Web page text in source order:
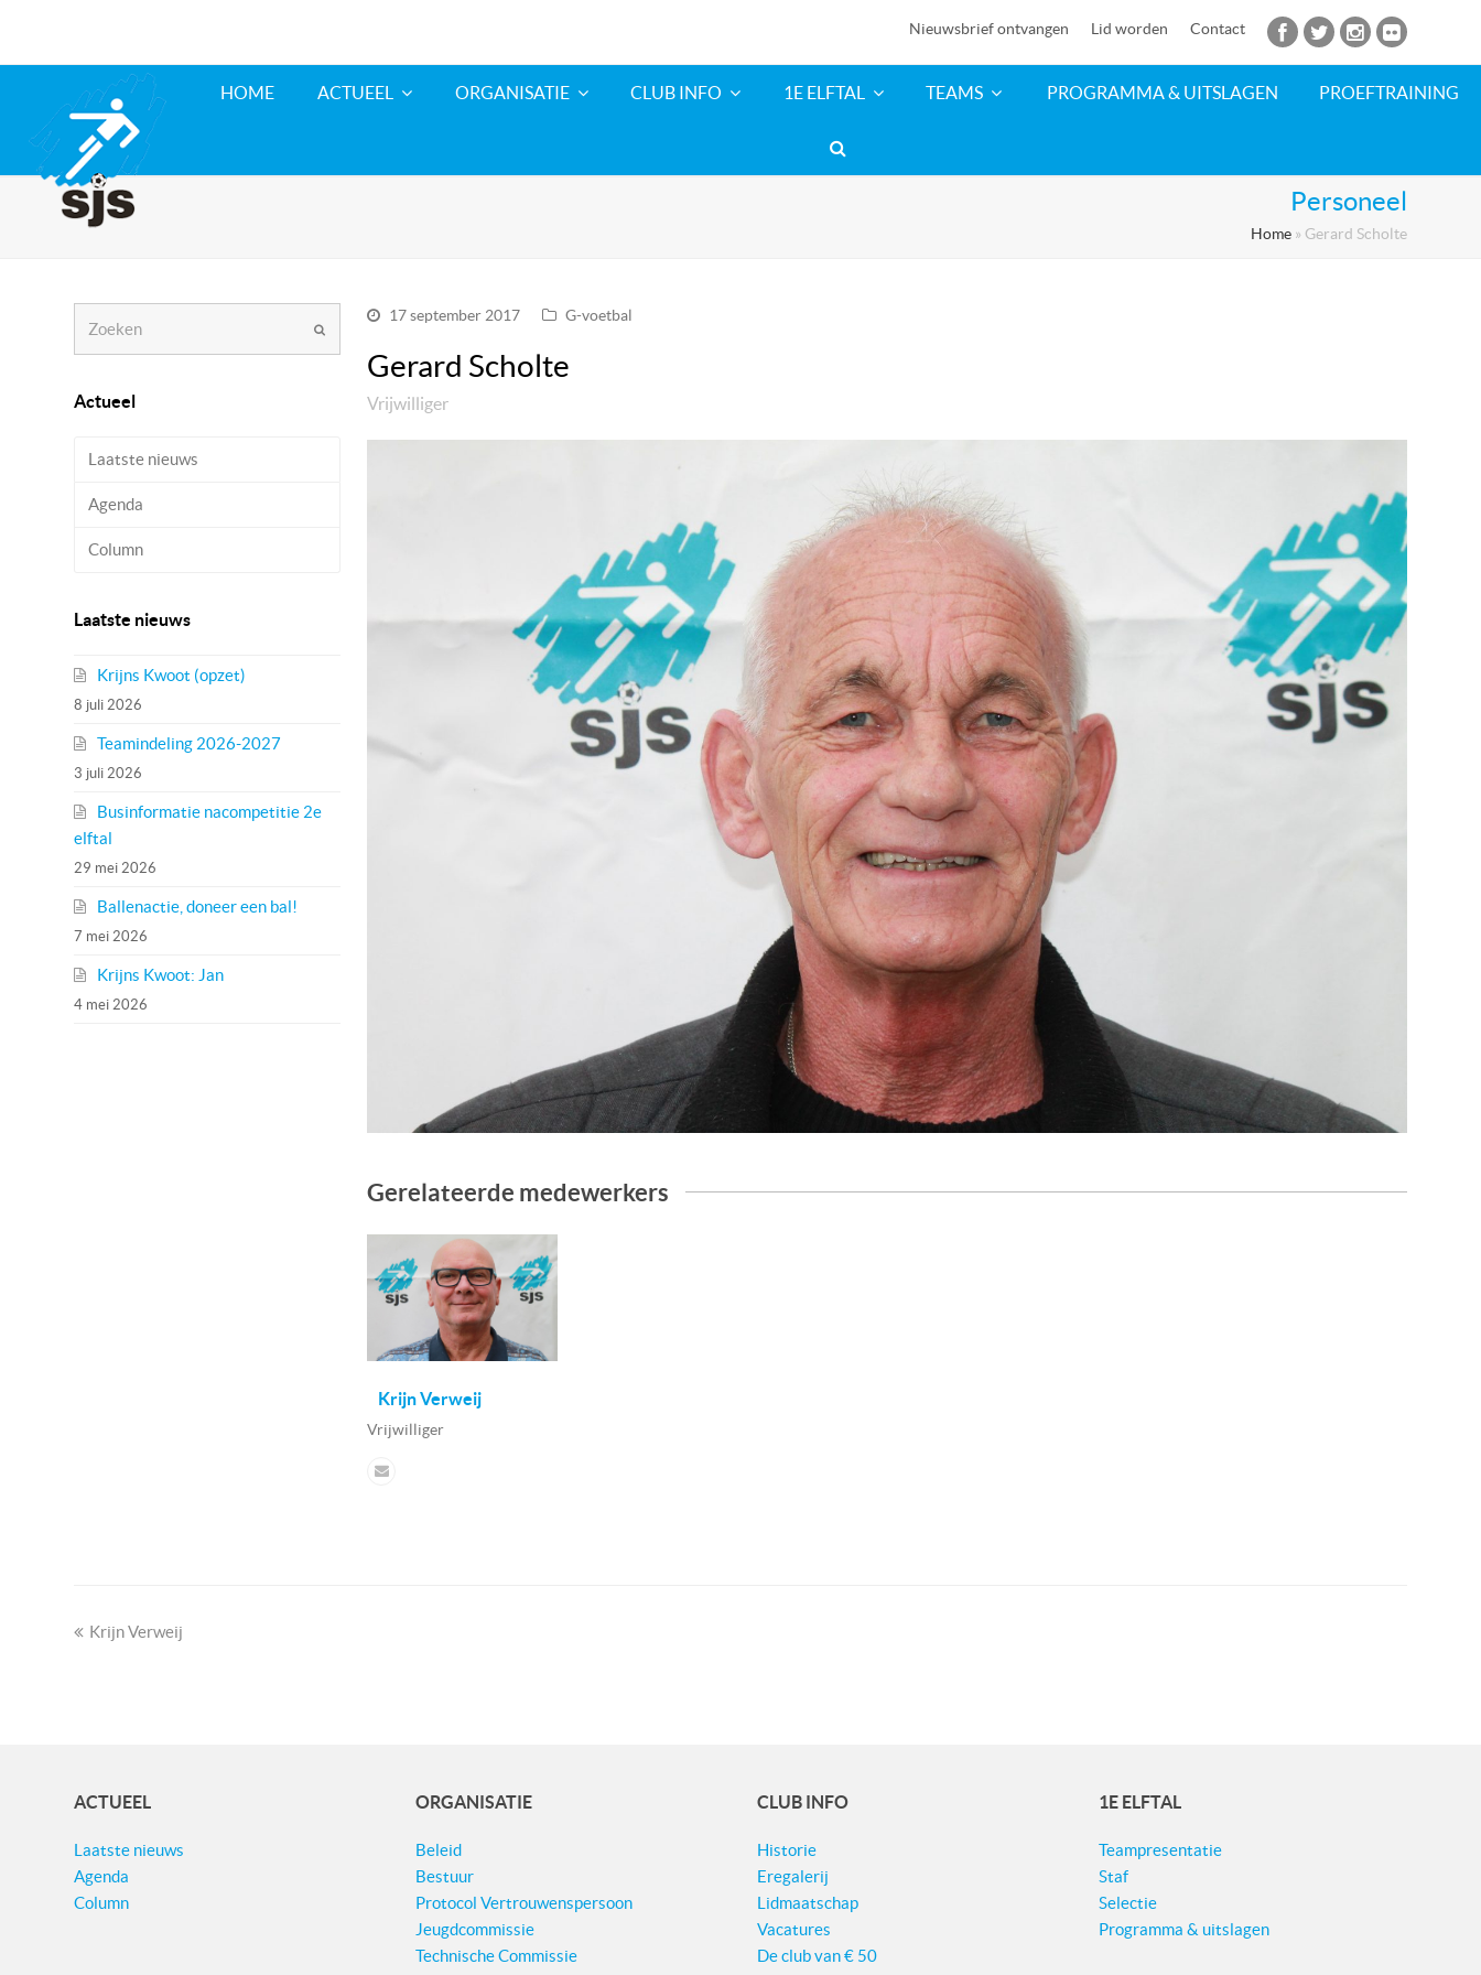
Nieuwsbrief ontvangen Lid worden Contact
HOME ACTUEEL ORGANISATIE CLUB INFO 1E ELFTAL TEAMS PROGRAMMA & UITSLAGEN PROEFTRAINING
Personeel
Home» Gerard Scholte
17 september 2017 G-voetbal
Gerard Scholte
Vrijwilliger
Gerelateerde medewerkers
Krijn Verweij
Vrijwilliger
Actueel
Laatste nieuws
Agenda
Column
Laatste nieuws
Krijns Kwoot (opzet)
8 juli 2026
Teamindeling 2026-2027
3 juli 2026
Businformatie nacompetitie 2e
elftal
29 mei 2026
Ballenactie, doneer een bal!
7 mei 2026
Krijns Kwoot: Jan
4 mei 2026
previous
Krijn Verweij
ACTUEEL
Laatste nieuws
Agenda
Column
ORGANISATIE
Beleid
Bestuur
Protocol Vertrouwenspersoon
Jeugdcommissie
Technische Commissie
CLUB INFO
Historie
Eregalerij
Lidmaatschap
Vacatures
De club van € 50
1E ELFTAL
Teampresentatie
Staf
Selectie
Programma & uitslagen